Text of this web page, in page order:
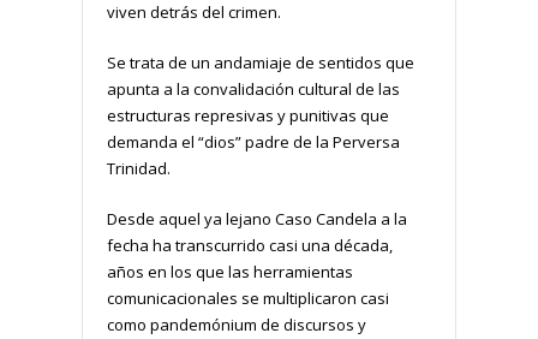
viven detrás del crimen.
Se trata de un andamiaje de sentidos que
apunta a la convalidación cultural de las
estructuras represivas y punitivas que
demanda el “dios” padre de la Perversa
Trinidad.
Desde aquel ya lejano Caso Candela a la
fecha ha transcurrido casi una década,
años en los que las herramientas
comunicacionales se multiplicaron casi
como pandemónium de discursos y